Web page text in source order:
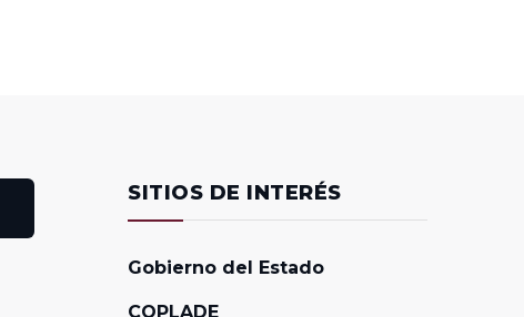
SITIOS DE INTERÉS
Gobierno del Estado
COPLADE